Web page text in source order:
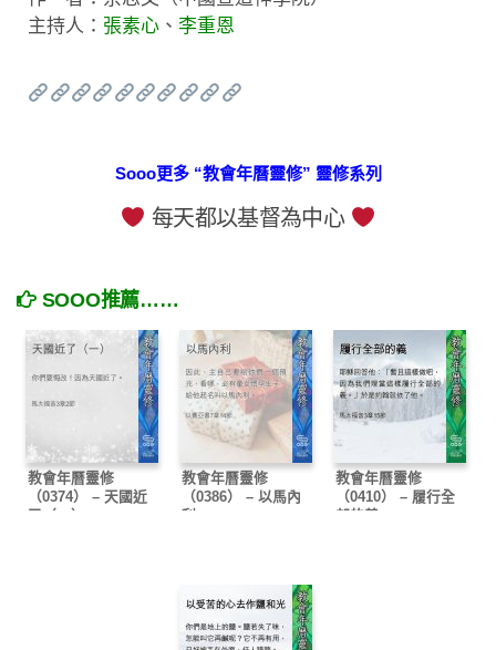
主持人： 張素心 、 李重恩
Sooo更多 “教會年曆靈修” 靈修系列
每天都以基督為中心
SOOO推薦……
教會年曆靈修
（0374） – 天國近
了（一）
教會年曆靈修
（0386） – 以馬內
利
教會年曆靈修
（0410） – 履行全
部的義